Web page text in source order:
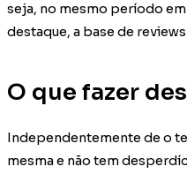
seja, no mesmo período
destaque, a base de
O que fazer
Independentemente de o
mesma e não tem